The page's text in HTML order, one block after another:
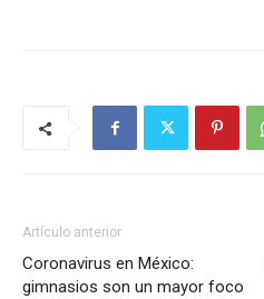
Artículo anterior
Coronavirus en México:
gimnasios son un mayor foco